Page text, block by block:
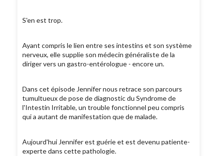
S'en est trop.
Ayant compris le lien entre ses intestins et son système
nerveux, elle supplie son médecin généraliste de la
diriger vers un gastro-entérologue - encore un.
Dans cet épisode Jennifer nous retrace son parcours
tumultueux de pose de diagnostic du Syndrome de
l'Intestin Irritable, un trouble fonctionnel peu compris
qui a autant de manifestation que de malade.
Aujourd'hui Jennifer est guérie et est devenu patiente-
experte dans cette pathologie.